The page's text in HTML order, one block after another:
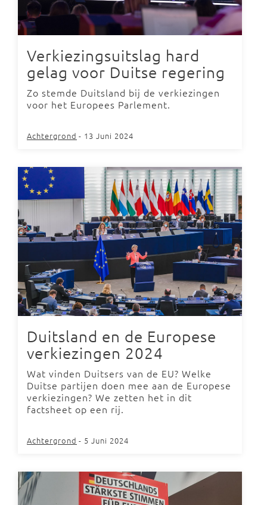
Verkiezingsuitslag hard
gelag voor Duitse regering
Zo stemde Duitsland bij de verkiezingen
voor het Europees Parlement.
Achtergrond - 13 Juni 2024
Duitsland en de Europese
verkiezingen 2024
Wat vinden Duitsers van de EU? Welke
Duitse partijen doen mee aan de Europese
verkiezingen? We zetten het in dit
factsheet op een rij.
Achtergrond - 5 Juni 2024